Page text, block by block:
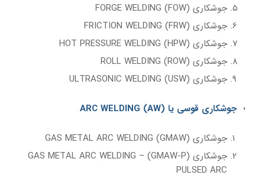
جوشکاری (FOW) FORGE WELDING
جوشکاری (FRW) FRICTION WELDING
جوشکاری (HPW) HOT PRESSURE WELDING
جوشکاری (ROW) ROLL WELDING
جوشکاری (USW) ULTRASONIC WELDING
جوشکاری قوسی یا (AW) ARC WELDING
جوشکاری (GMAW) GAS METAL ARC WELDING
جوشکاری (GMAW-P) GAS METAL ARC WELDING –
PULSED ARC